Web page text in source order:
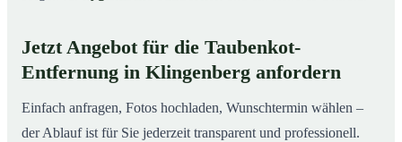
Jetzt Angebot für die Taubenkot-
Entfernung in Klingenberg anfordern
Einfach anfragen, Fotos hochladen, Wunschtermin wählen –
der Ablauf ist für Sie jederzeit transparent und professionell.